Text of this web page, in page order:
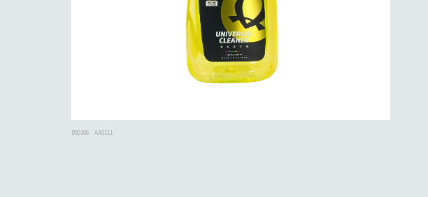
D50106 AA0111